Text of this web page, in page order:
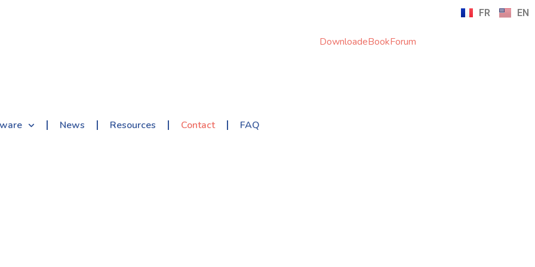
FR EN
News Resources Contact FAQ
DownloadeBookForum